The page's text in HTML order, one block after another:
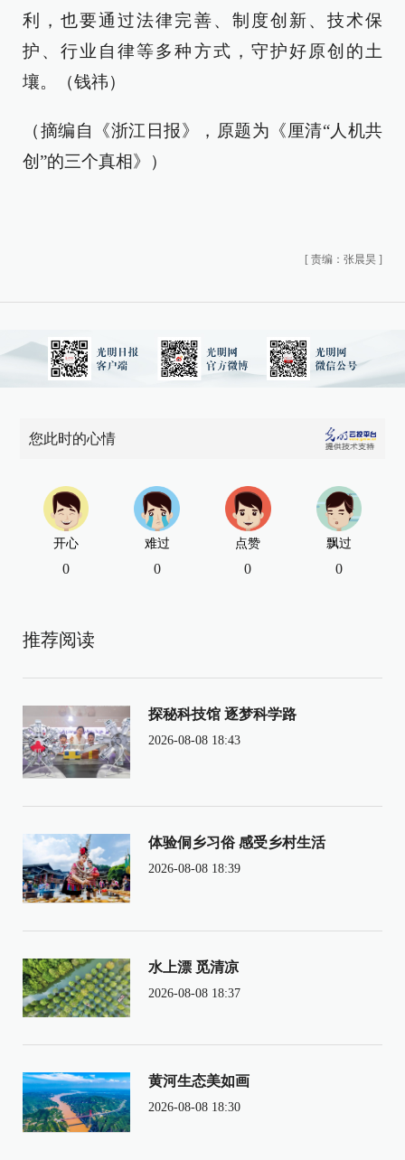
利，也要通过法律完善、制度创新、技术保
护、行业自律等多种方式，守护好原创的土
壤。（钱祎）
（摘编自《浙江日报》，原题为《厘清“人机共
创”的三个真相》）
[ 责编：张晨昊 ]
您此时的心情
开心
0
难过
0
点赞
0
飘过
0
推荐阅读
探秘科技馆 逐梦科学路
2026-08-08 18:43
体验侗乡习俗 感受乡村生活
2026-08-08 18:39
水上漂 觅清凉
2026-08-08 18:37
黄河生态美如画
2026-08-08 18:30